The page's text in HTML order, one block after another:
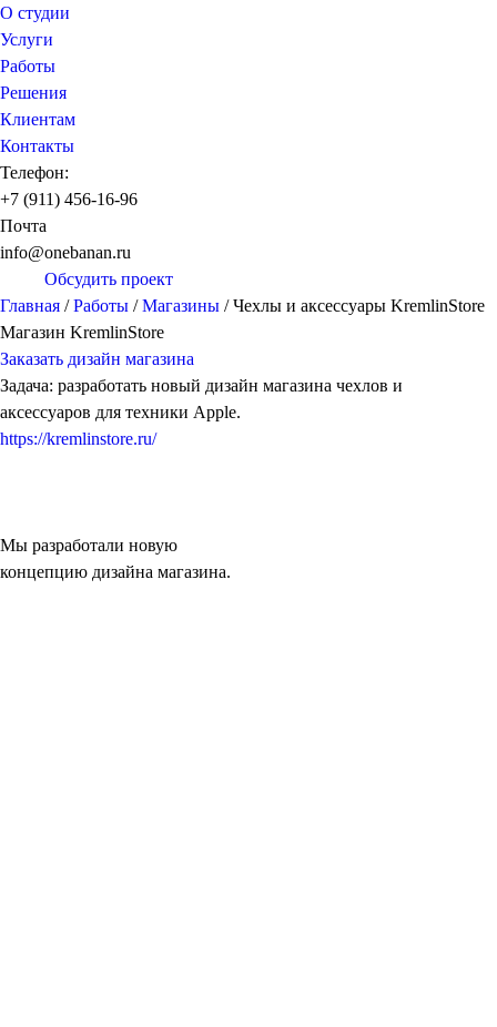
О студии
Услуги
Работы
Решения
Клиентам
Контакты
Телефон:
+7 (911) 456-16-96
Почта
info@onebanan.ru
Обсудить проект
Главная /Работы /Магазины /Чехлы и аксессуары KremlinStore
Магазин KremlinStore
Заказать дизайн магазина
Задача: разработать новый дизайн магазина чехлов и
аксессуаров для техники Apple.
https://kremlinstore.ru/
Мы разработали новую
концепцию дизайна магазина.